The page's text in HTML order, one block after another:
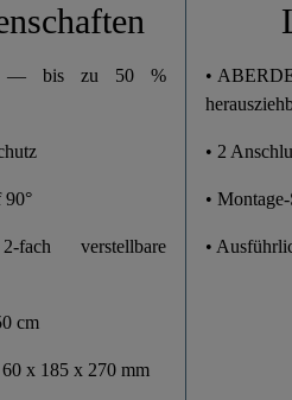
18,5 Cm
Ja
— bis zu 50 %
90°
fach verstellbare
cm
x 185 x 270 mm
•
• 2
•
•